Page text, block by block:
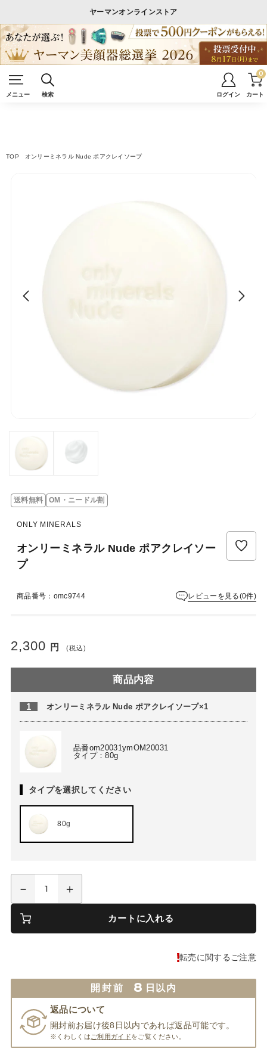
ヤーマンオンラインストア
メニュー 検索 ログイン カート
0
TOP オンリーミネラル Nude ポアクレイソープ
送料無料 OM・ニードル割
ONLY MINERALS
オンリーミネラル Nude ポアクレイソー
プ
商品番号：omc9744 レビューを見る(0件)
2,300 円 (税込)
商品内容
1 オンリーミネラル Nude ポアクレイソープ×1
品番om20031ymOM20031
タイプ：80g
タイプを選択してください
80g
カートに入れる
転売に関するご注意
開封前 8 日以内
返品について
開封前お届け後8日以内であれば返品可能です。
※くわしくは ご利用ガイドをご覧ください。